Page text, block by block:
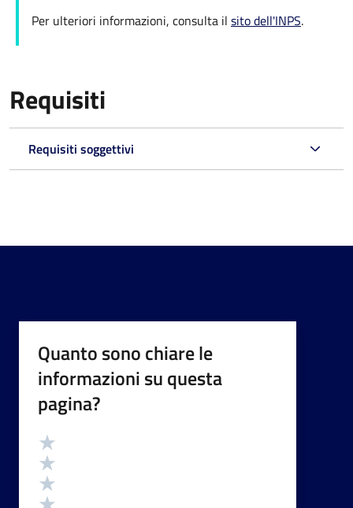
Per ulteriori informazioni, consulta il sito dell'INPS.
Requisiti
Requisiti soggettivi
Quanto sono chiare le
informazioni su questa
pagina?
Valutazione